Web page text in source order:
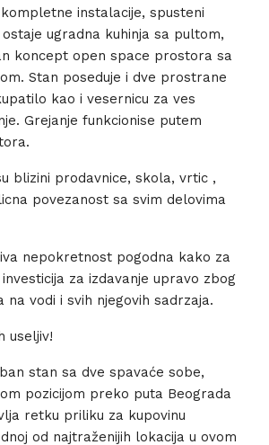
instalacije, spusteni
ugradna kuhinja sa pultom,
koncept open space prostora sa
Stan poseduje i dve prostrane
kao i vesernicu za ves
Grejanje funkcionise putem
blizini prodavnice, skola, vrtic ,
povezanost sa svim delovima
nepokretnost pogodna kako za
za izdavanje upravo zbog
na vodi i svih njegovih sadrzaja.
useljiv!
stan sa dve spavaće sobe,
pozicijom preko puta Beograda
retku priliku za kupovinu
od najtraženijih lokacija u ovom